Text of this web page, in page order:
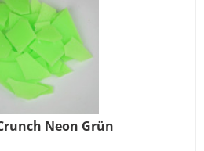
Neon Grün